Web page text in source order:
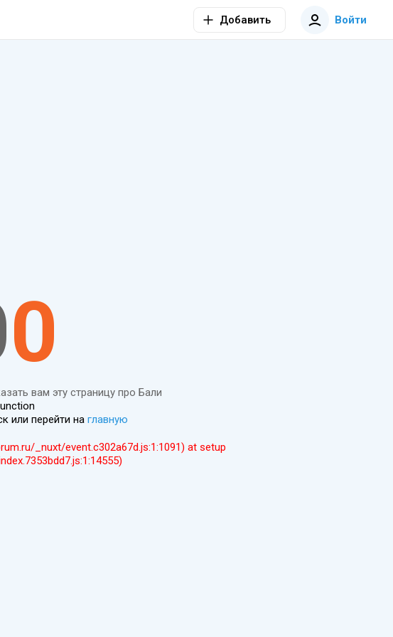
Добавить Войти
0
вам эту страницу про Бали
или перейти на главную
_nuxt/event.c302a67d.js:1:1091) at setup